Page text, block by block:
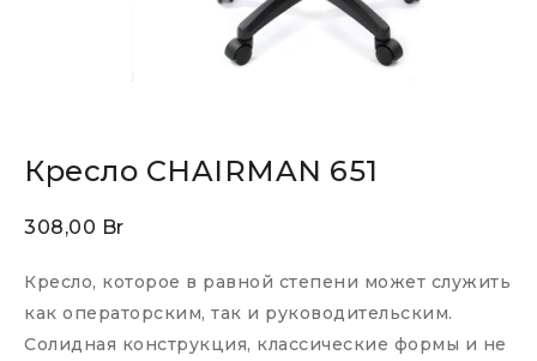
Кресло CHAIRMAN 651
308,00 Br
Кресло, которое в равной степени может служить
как операторским, так и руководительским.
Солидная конструкция, классические формы и не